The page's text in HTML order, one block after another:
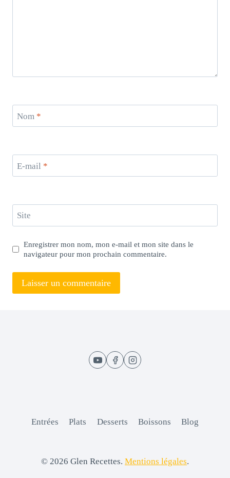
Nom *
E-mail *
Site
Enregistrer mon nom, mon e-mail et mon site dans le
navigateur pour mon prochain commentaire.
Entrées Plats Desserts Boissons Blog
© 2026 Glen Recettes. Mentions légales.